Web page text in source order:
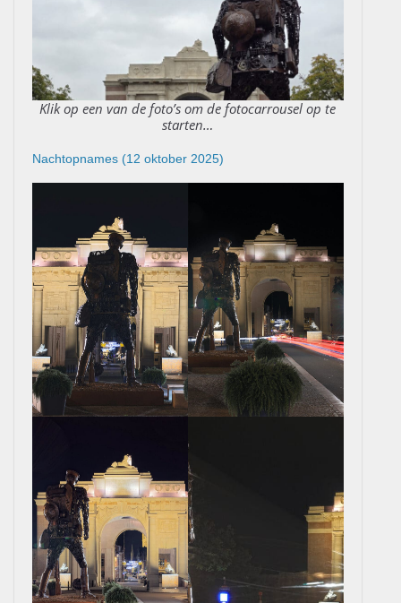
Klik op een van de foto’s om de fotocarrousel op te
starten…
Nachtopnames (12 oktober 2025)